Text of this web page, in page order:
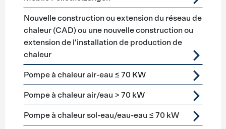
Nouvelle construction ou extension du réseau de
chaleur (CAD) ou une nouvelle construction ou
extension de l'installation de production de
chaleur
Pompe à chaleur air-eau ≤ 70 KW
Pompe à chaleur air/eau > 70 kW
Pompe à chaleur sol-eau/eau-eau ≤ 70 kW